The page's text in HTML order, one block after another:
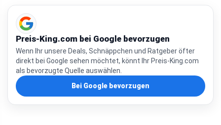
Preis-King.com bei Google bevorzugen
Wenn Ihr unsere Deals, Schnäppchen und Ratgeber öfter
direkt bei Google sehen möchtet, könnt Ihr Preis-King.com
als bevorzugte Quelle auswählen.
Bei Google bevorzugen